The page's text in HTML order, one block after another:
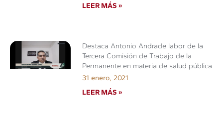
LEER MÁS »
Destaca Antonio Andrade labor de la
Tercera Comisión de Trabajo de la
Permanente en materia de salud pública
31 enero, 2021
LEER MÁS »